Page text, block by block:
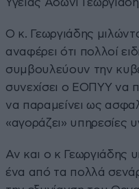
Υγείας Άδωνι
Ο κ. Γεωργιάδης
αναφέρει ότι πολλοί
συμβουλεύουν την
συνεχίσει ο ΕΟΠΥΥ να
να παραμείνει ως
«αγοράζει» υπηρεσίες
Αν και ο κ Γεωργιάδης
ένα από τα πολλά